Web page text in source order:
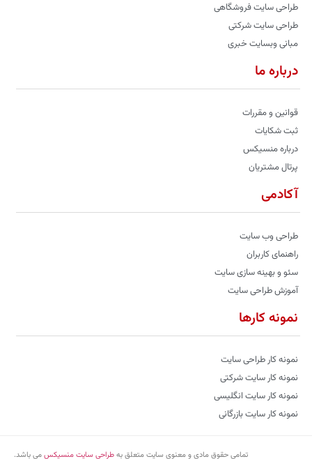
طراحی سایت فروشگاهی
طراحی سایت شرکتی
مبانی وبسایت خبری
درباره ما
قوانین و مقررات
ثبت شکایات
درباره منسیکس
پرتال مشتریان
آکادمی
طراحی وب سایت
راهنمای کاربران
سئو و بهینه سازی سایت
آموزش طراحی سایت
نمونه کارها
نمونه کار طراحی سایت
نمونه کار سایت شرکتی
نمونه کار سایت انگلیسی
نمونه کار سایت بازرگانی
تمامی حقوق مادی و معنوی سایت متعلق بهطراحی سایت منسیکسمی باشد.